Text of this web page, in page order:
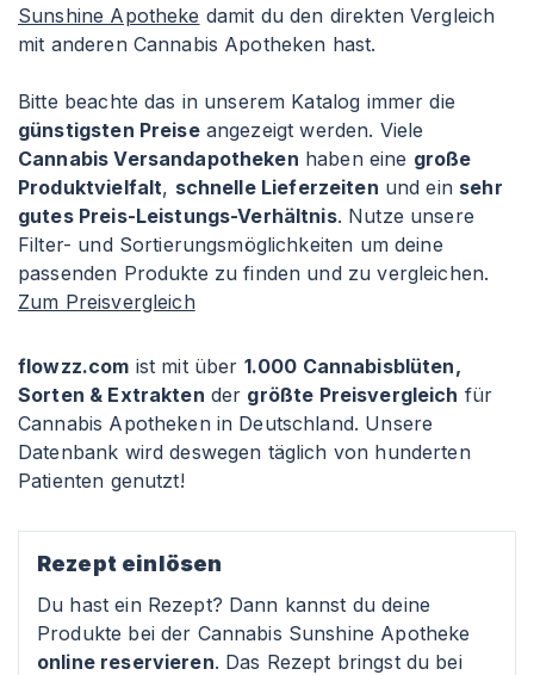
Sunshine Apotheke damit du den direkten Vergleich
mit anderen Cannabis Apotheken hast.
Bitte beachte das in unserem Katalog immer die
günstigsten Preiseangezeigt werden. Viele
Cannabis Versandapotheken haben eine große
Produktvielfalt, schnelle Lieferzeiten und ein sehr
gutes Preis-Leistungs-Verhältnis. Nutze unsere
Filter- und Sortierungsmöglichkeiten um deine
passenden Produkte zu finden und zu vergleichen.
Zum Preisvergleich
flowzz.com ist mit über 1.000 Cannabisblüten,
Sorten & Extrakten der größte Preisvergleich für
Cannabis Apotheken in Deutschland. Unsere
Datenbank wird deswegen täglich von hunderten
Patienten genutzt!
Rezept einlösen
Du hast ein Rezept? Dann kannst du deine
Produkte bei der Cannabis Sunshine Apotheke
online reservieren. Das Rezept bringst du bei